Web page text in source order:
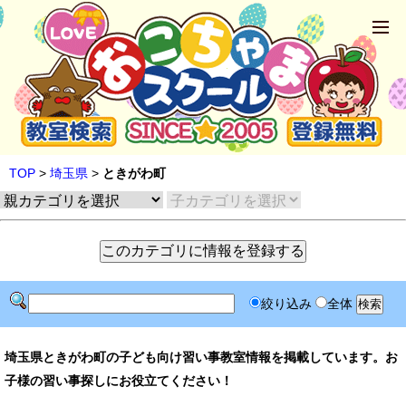
TOP > 埼玉県 > ときがわ町
絞り込み 全体
埼玉県ときがわ町の子ども向け習い事教室情報を掲載しています。お
子様の習い事探しにお役立てください！